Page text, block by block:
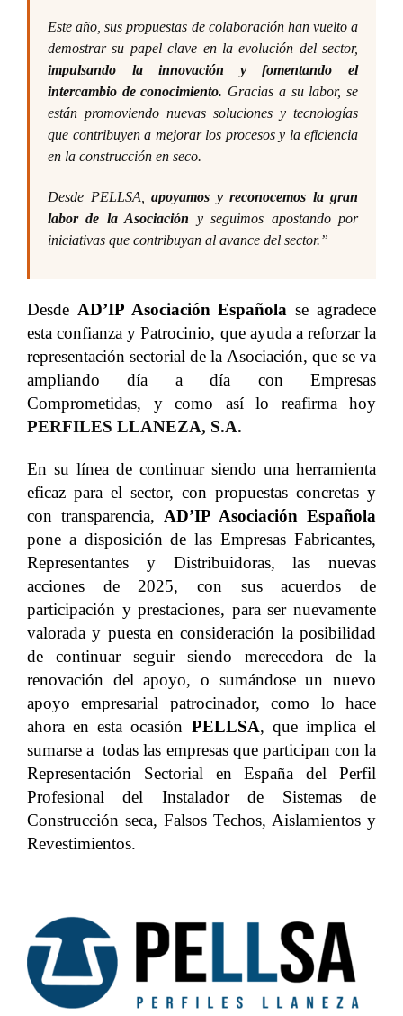
Este año, sus propuestas de colaboración han vuelto a
demostrar su papel clave en la evolución del sector,
impulsando la innovación y fomentando el
intercambio de conocimiento. Gracias a su labor, se
están promoviendo nuevas soluciones y tecnologías
que contribuyen a mejorar los procesos y la eficiencia
en la construcción en seco.
Desde PELLSA, apoyamos y reconocemos la gran
labor de la Asociación y seguimos apostando por
iniciativas que contribuyan al avance del sector.”
Desde AD’IP Asociación Española se agradece
esta confianza y Patrocinio, que ayuda a reforzar la
representación sectorial de la Asociación, que se va
ampliando día a día con Empresas
Comprometidas, y como así lo reafirma hoy
PERFILES LLANEZA, S.A.
En su línea de continuar siendo una herramienta
eficaz para el sector, con propuestas concretas y
con transparencia, AD’IP Asociación Española
pone a disposición de las Empresas Fabricantes,
Representantes y Distribuidoras, las nuevas
acciones de 2025, con sus acuerdos de
participación y prestaciones, para ser nuevamente
valorada y puesta en consideración la posibilidad
de continuar seguir siendo merecedora de la
renovación del apoyo, o sumándose un nuevo
apoyo empresarial patrocinador, como lo hace
ahora en esta ocasión PELLSA, que implica el
sumarse a todas las empresas que participan con la
Representación Sectorial en España del Perfil
Profesional del Instalador de Sistemas de
Construcción seca, Falsos Techos, Aislamientos y
Revestimientos.